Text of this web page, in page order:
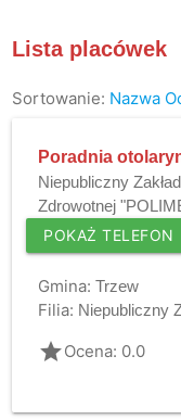
Lista placówek
Sortowanie: Nazwa
Poradnia
Niepubliczny
Zdrowotnej
POKAŻ TELEFON
Gmina: Trzew
Filia: Niepubliczny
gradeOcena: 0.0